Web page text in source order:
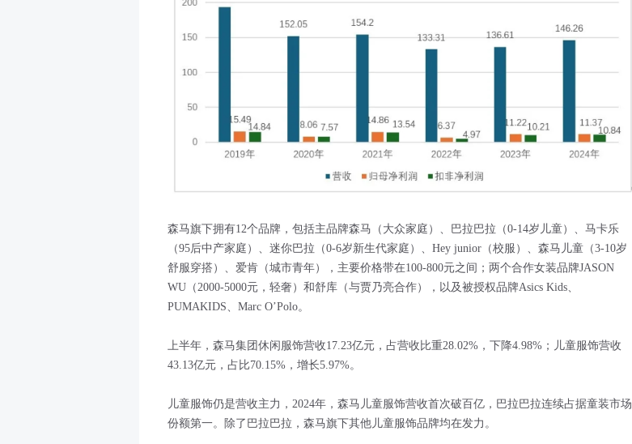
森马旗下拥有12个品牌，包括主品牌森马（大众家庭）、巴拉巴拉（0-14岁儿童）、马卡乐
（95后中产家庭）、迷你巴拉（0-6岁新生代家庭）、Hey junior（校服）、森马儿童（3-10岁
舒服穿搭）、爱肯（城市青年），主要价格带在100-800元之间；两个合作女装品牌JASON
WU（2000-5000元，轻奢）和舒库（与贾乃亮合作），以及被授权品牌Asics Kids、
PUMAKIDS、Marc O’Polo。
上半年，森马集团休闲服饰营收17.23亿元，占营收比重28.02%，下降4.98%；儿童服饰营收
43.13亿元，占比70.15%，增长5.97%。
儿童服饰仍是营收主力，2024年，森马儿童服饰营收首次破百亿，巴拉巴拉连续占据童装市场
份额第一。除了巴拉巴拉，森马旗下其他儿童服饰品牌均在发力。